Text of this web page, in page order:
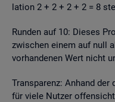
la­ti­on 2 + 2 + 2 + 2 = 8
Run­den auf 10: Die­ses
zwi­schen einem auf null
vor­han­de­nen Wert nicht
Trans­pa­renz: An­hand
für viele Nut­zer